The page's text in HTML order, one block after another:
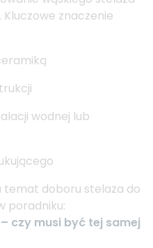
znaczenie
wodnej lub
temat doboru stelaża do
poradniku:
czy musi być tej samej